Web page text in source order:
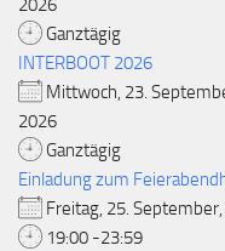
2026
Ganztägig
INTERBOOT 2026
Mittwoch, 23.
2026
Ganztägig
Einladung zum
Freitag, 25.
19:00 -23:59